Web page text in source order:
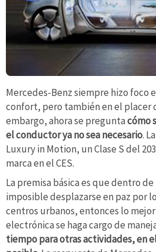
Mercedes-Benz siempre hizo foco
confort, pero también en el placer
embargo, ahora se preguntacómo
el conductor ya no sea necesario.
Luxury in Motion, un Clase S del
marca en el CES.
La premisa básica es que dentro de
imposible desplazarse en paz por
centros urbanos, entonces lo
electrónica se haga cargo de
tiempo para otras actividades, en